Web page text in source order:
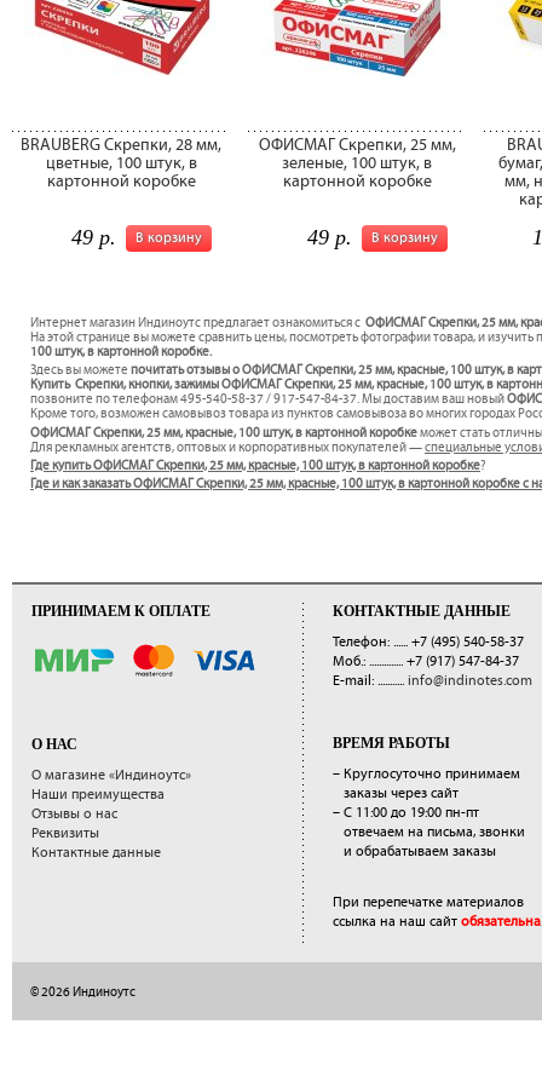
BRAUBERG Скрепки, 28 мм,
цветные, 100 штук, в
картонной коробке
В корзину
49 р.
ОФИСМАГ Скрепки, 25 мм,
зеленые, 100 штук, в
картонной коробке
В корзину
49 р.
мм,
Интернет магазин Индиноутс предлагает ознакомиться с ОФИСМАГ Скрепки, 25 мм,
На этой странице вы можете сравнить цены, посмотреть фотографии товара, и
100 штук, в картонной коробке.
Здесь вы можете почитать отзывы о ОФИСМАГ Скрепки, 25 мм, красные, 100 штук, в
Купить Скрепки, кнопки, зажимы ОФИСМАГ Скрепки, 25 мм, красные, 100 штук, в
позвоните по телефонам 495-540-58-37 / 917-547-84-37. Мы доставим ваш новый
Кроме того, возможен самовывоз товара из пунктов самовывоза во многих городах
ОФИСМАГ Скрепки, 25 мм, красные, 100 штук, в картонной коробкеможет стать
Для рекламных агентств, оптовых и корпоративных покупателей —специальные
Где купить ОФИСМАГ Скрепки, 25 мм, красные, 100 штук, в картонной коробке?
Где и как заказать ОФИСМАГ Скрепки, 25 мм, красные, 100 штук, в картонной коробке с
ПРИНИМАЕМ К ОПЛАТЕ
О НАС
О магазине «Индиноутс»
Наши преимущества
Отзывы о нас
Реквизиты
Контактные данные
КОНТАКТНЫЕ ДАННЫЕ
Телефон: ...... +7 (495) 540-58-37
Моб.: .............. +7 (917) 547-84-37
E-mail: ........... info@indinotes.com
ВРЕМЯ РАБОТЫ
– Круглосуточно принимаем
заказы через сайт
– С 11:00 до 19:00 пн-пт
отвечаем на письма, звонки
и обрабатываем заказы
При перепечатке материалов
ссылка на наш сайт обязательна.
© 2026 Индиноутс